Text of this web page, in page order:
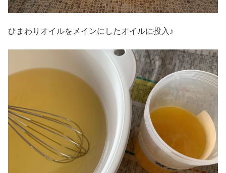
ひまわりオイルをメインにしたオイルに投入♪